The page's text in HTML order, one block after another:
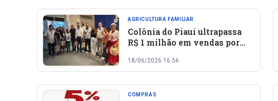
AGRICULTURA FAMILIAR
Colônia do Piauí ultrapassa
R$ 1 milhão em vendas por
agricultura familiar
18/06/2026 16:56
COMPRAS